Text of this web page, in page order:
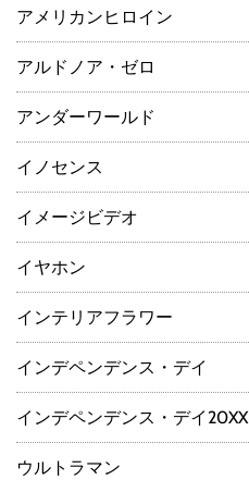
アメリカンヒロイン
アルドノア・ゼロ
アンダーワールド
イノセンス
イメージビデオ
イヤホン
インテリアフラワー
インデペンデンス・デイ
インデペンデンス・デイ20XX
ウルトラマン